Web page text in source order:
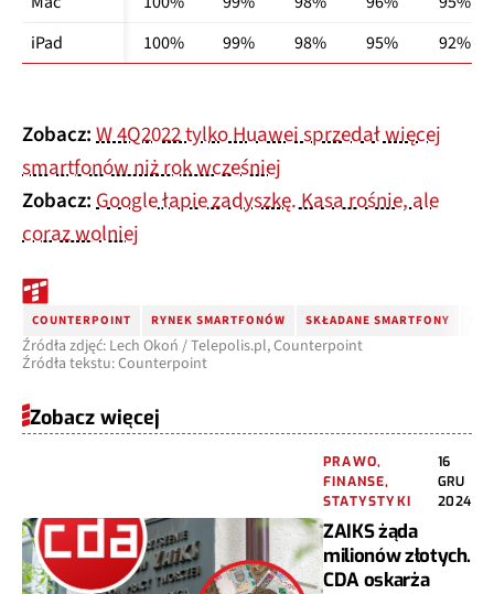
iPad
100% 99% 98% 95% 92%
Zobacz:W 4Q2022 tylko Huawei sprzedał więcej
smartfonów niż rok wcześniej
Zobacz:Google łapie zadyszkę. Kasa rośnie, ale
coraz wolniej
COUNTERPOINT RYNEK SMARTFONÓW SKŁADANE SMARTFONY
Źródła zdjęć: Lech Okoń / Telepolis.pl, Counterpoint
Źródła tekstu: Counterpoint
Zobacz więcej
PRAWO,
FINANSE,
STATYSTYKI
16
GRU
2024
ZAIKS żąda
milionów złotych.
CDA oskarża